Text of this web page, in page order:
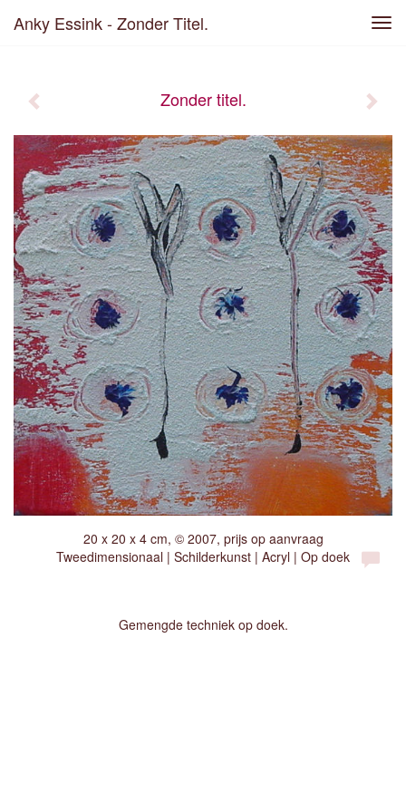
Anky Essink - Zonder Titel.
Zonder titel.
20 x 20 x 4 cm, © 2007, prijs op aanvraag
Tweedimensionaal | Schilderkunst | Acryl | Op doek
Gemengde techniek op doek.